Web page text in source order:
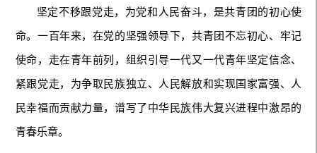
坚定不移跟党走，为党和人民奋斗，是共青团的初心使
命。一百年来，在党的坚强领导下，共青团不忘初心、牢记
使命，走在青年前列，组织引导一代又一代青年坚定信念、
紧跟党走，为争取民族独立、人民解放和实现国家富强、人
民幸福而贡献力量，谱写了中华民族伟大复兴进程中激昂的
青春乐章。